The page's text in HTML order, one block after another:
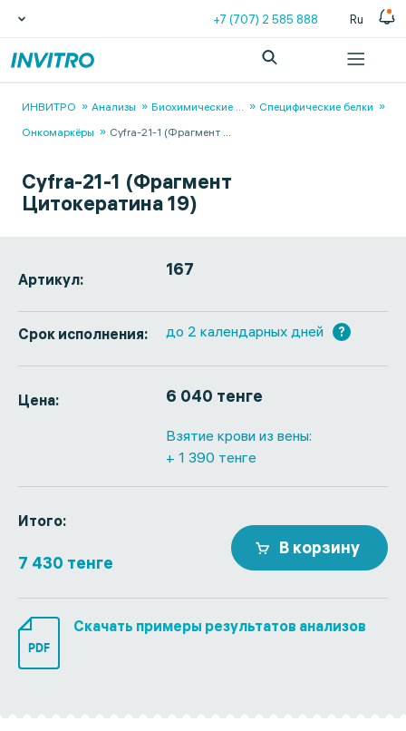
+7 (707) 2 585 888 Ru
ИНВИТРО Анализы Биохимические ...
Специфические белки
Онкомаркёры
Cyfra-21-1 (Фрагмент ...
Cyfra-21-1 (Фрагмент
Цитокератина 19)
Артикул: 167
Срок исполнения: до 2 календарных дней ?
Цена: 6 040 тенге
Взятие крови из вены:
+ 1 390 тенге
Итого:
7 430 тенге
В корзину
PDF
Скачать примеры результатов анализов